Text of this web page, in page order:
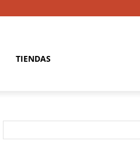
TIENDAS